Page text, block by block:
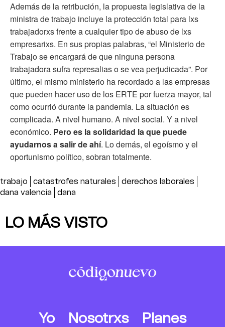
Además de la retribución, la propuesta legislativa de la
ministra de trabajo incluye la protección total para lxs
trabajadorxs frente a cualquier tipo de abuso de lxs
empresarixs. En sus propias palabras, “el Ministerio de
Trabajo se encargará de que ninguna persona
trabajadora sufra represalias o se vea perjudicada”. Por
último, el mismo ministerio ha recordado a las empresas
que pueden hacer uso de los ERTE por fuerza mayor, tal
como ocurrió durante la pandemia. La situación es
complicada. A nivel humano. A nivel social. Y a nivel
económico. Pero es la solidaridad la que puede
ayudarnos a salir de ahí. Lo demás, el egoísmo y el
oportunismo político, sobran totalmente.
trabajo catastrofes naturales
derechos laborales
dana valencia
dana
LO MÁS VISTO
Yo Nosotrxs
Planes